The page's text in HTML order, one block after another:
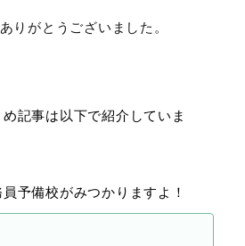
りがとうございました。
記事は以下で紹介していま
予備校がみつかりますよ！